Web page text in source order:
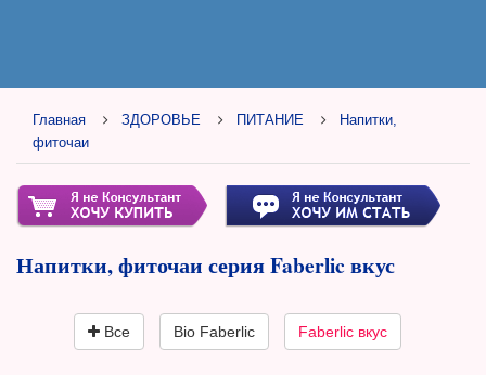
Главная ЗДОРОВЬЕ ПИТАНИЕ
Напитки,
фиточаи
Напитки, фиточаи серия Faberlic вкус
Все Bio Faberlic Faberlic вкус